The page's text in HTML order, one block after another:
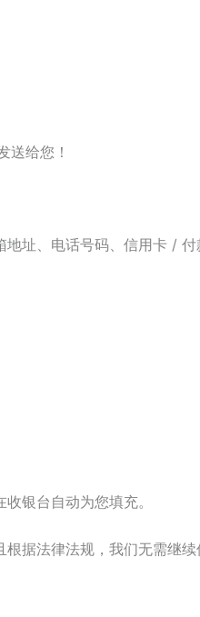
送给您！
址、电话号码、信用卡 /
银台自动为您填充。
据法律法规，我们无需继